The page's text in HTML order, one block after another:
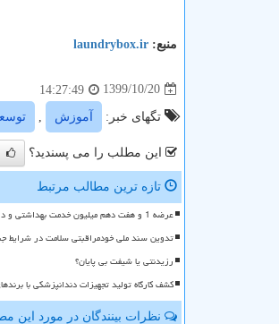
منبع: laundrybox.ir
1399/10/20
14:27:49
تگهای خبر: آموزش
این مطلب را می پسندید؟
تازه ترین مطالب مرتبط
عرضه 1 و هفت دهم میلیون خدمت بهداشتی و درمانی به زائرین اربعین
تدوین سند ملی خودمراقبتی سلامت در شرایط
رزیدنتی یا شیفت بی پایان؟
کشف کارگاه تولید تجهیزات دندانپزشکی با
نظرات بینندگان در مورد این